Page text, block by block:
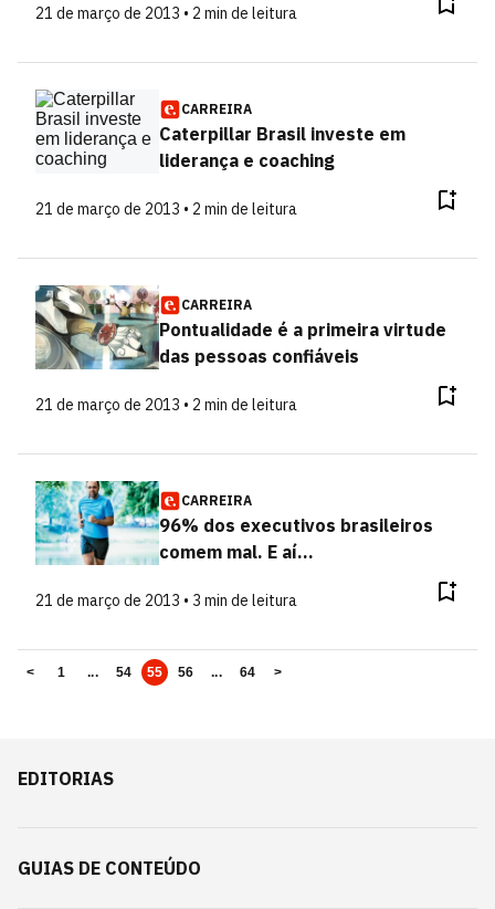
21 de março de 2013 • 2 min de leitura
CARREIRA
Caterpillar Brasil investe em
liderança e coaching
21 de março de 2013 • 2 min de leitura
CARREIRA
Pontualidade é a primeira virtude
das pessoas confiáveis
21 de março de 2013 • 2 min de leitura
CARREIRA
96% dos executivos brasileiros
comem mal. E aí...
21 de março de 2013 • 3 min de leitura
< 1 ... 54 55 56 ... 64 >
EDITORIAS
GUIAS DE CONTEÚDO